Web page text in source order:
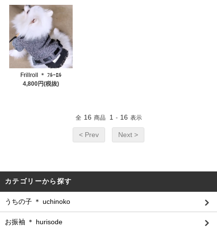
Frillroll ＊ ﾌﾙｰﾛﾙ
4,800円(税抜)
全 16 商品 1 - 16 表示
< Prev Next >
カテゴリーから探す
うちの子 ＊ uchinoko
お振袖 ＊ hurisode